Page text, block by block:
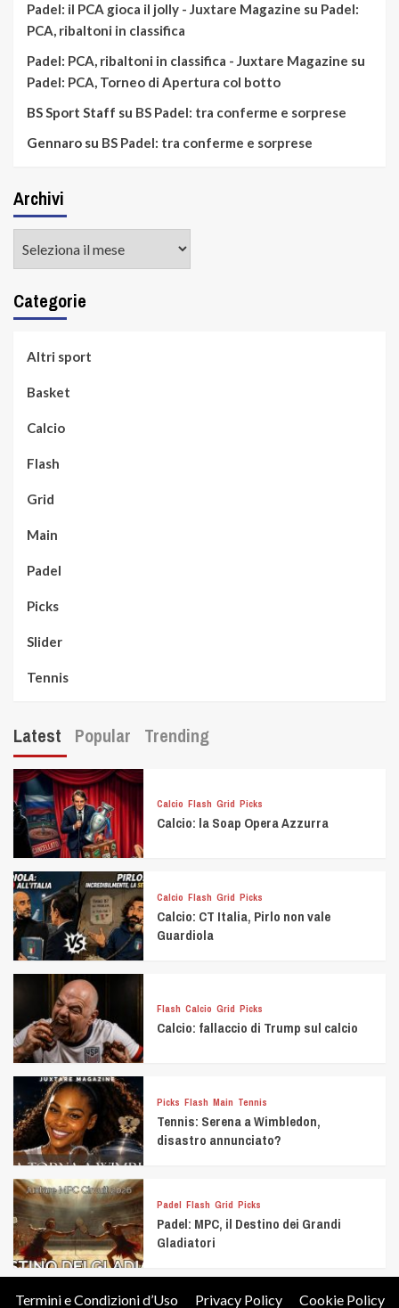
Padel: il PCA gioca il jolly - Juxtare Magazine su Padel:
PCA, ribaltoni in classifica
Padel: PCA, ribaltoni in classifica - Juxtare Magazine su
Padel: PCA, Torneo di Apertura col botto
BS Sport Staff su BS Padel: tra conferme e sorprese
Gennaro su BS Padel: tra conferme e sorprese
Archivi
Categorie
Altri sport
Basket
Calcio
Flash
Grid
Main
Padel
Picks
Slider
Tennis
Latest Popular Trending
Calcio Flash Grid Picks
Calcio: la Soap Opera Azzurra
Calcio Flash Grid Picks
Calcio: CT Italia, Pirlo non vale
Guardiola
Flash Calcio Grid Picks
Calcio: fallaccio di Trump sul calcio
Picks Flash Main Tennis
Tennis: Serena a Wimbledon,
disastro annunciato?
Padel Flash Grid Picks
Padel: MPC, il Destino dei Grandi
Gladiatori
Termini e Condizioni d’Uso Privacy Policy Cookie Policy